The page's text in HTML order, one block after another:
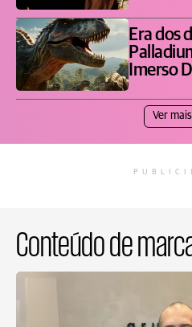
Era dos
Imerso
Ver mais
Conteúdo de